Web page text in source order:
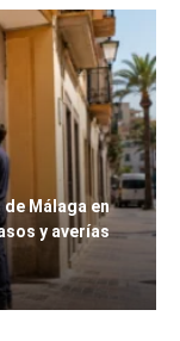
Málaga en
y averías